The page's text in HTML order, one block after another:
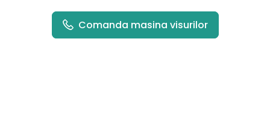
Comanda masina visurilor